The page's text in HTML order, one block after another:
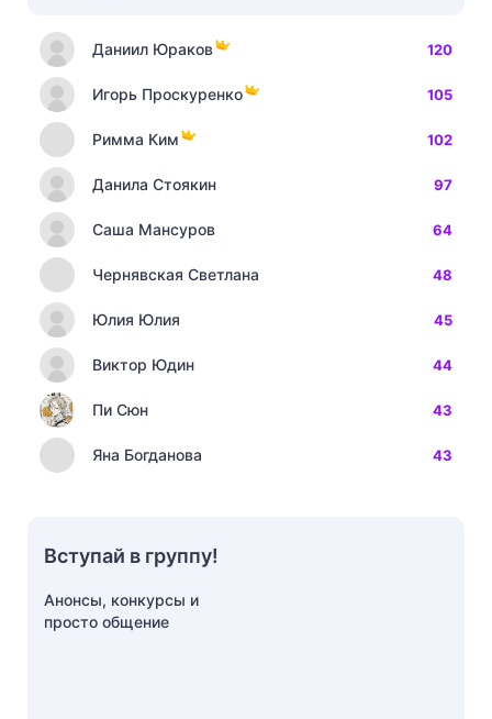
Даниил Юраков 120
Игорь Проскуренко 105
Римма Ким 102
Данила Стоякин 97
Саша Мансуров 64
Чернявская Светлана 48
Юлия Юлия 45
Виктор Юдин 44
Пи Сюн 43
Яна Богданова 43
Вступай в группу!
Анонсы, конкурсы и
просто общение